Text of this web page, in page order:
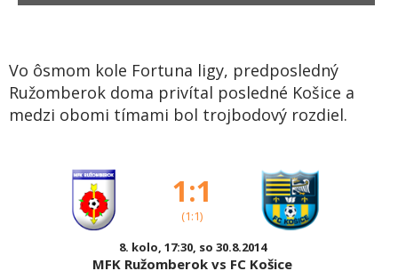
Vo ôsmom kole Fortuna ligy, predposledný
Ružomberok doma privítal posledné Košice a
medzi obomi tímami bol trojbodový rozdiel.
1:1
(1:1)
8. kolo, 17:30, so 30.8.2014
MFK Ružomberok vs FC Košice